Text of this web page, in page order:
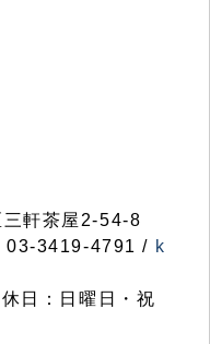
軒茶屋2-54-8
03-3419-4791 / k
日：日曜日・祝